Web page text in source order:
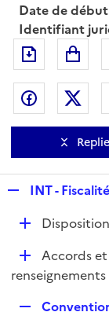
Date de
Identifiant
Exporter
Partager
p
l
i
e
r
INT -
D
p
l
D
é
Accords
renseignements